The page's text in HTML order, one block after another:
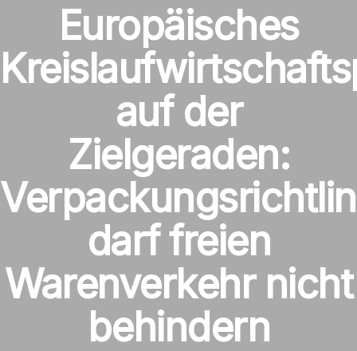
Europäisches
auf der
Zielgeraden:
darf freien
Warenverkehr nicht
behindern